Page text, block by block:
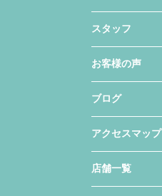
スタッフ
お客様の声
ブログ
アクセスマップ
店舗一覧